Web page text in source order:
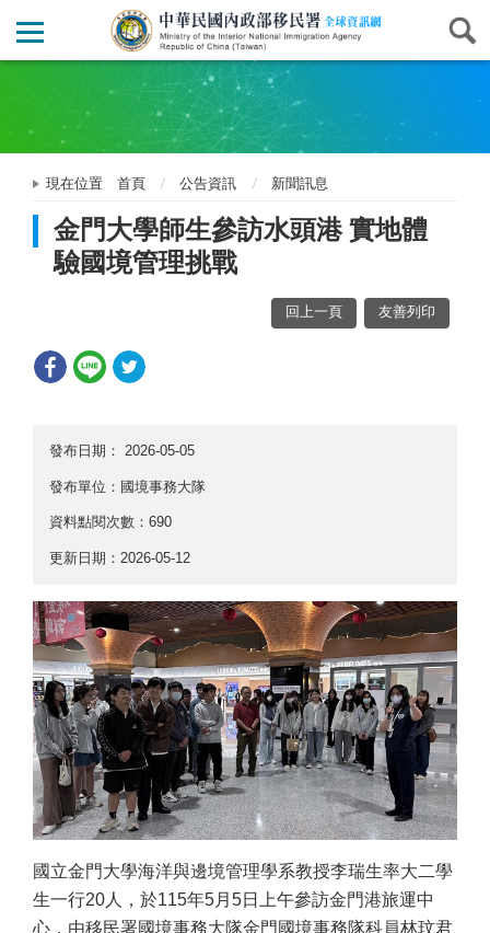
現在位置 首頁 公告資訊 新聞訊息
金門大學師生參訪水頭港 實地體
驗國境管理挑戰
回上一頁 友善列印
發布日期： 2026-05-05
發布單位：國境事務大隊
資料點閱次數：690
更新日期：2026-05-12
國立金門大學海洋與邊境管理學系教授李瑞生率大二學
生一行20人，於115年5月5日上午參訪金門港旅運中
心，由移民署國境事務大隊金門國境事務隊科員林玟君